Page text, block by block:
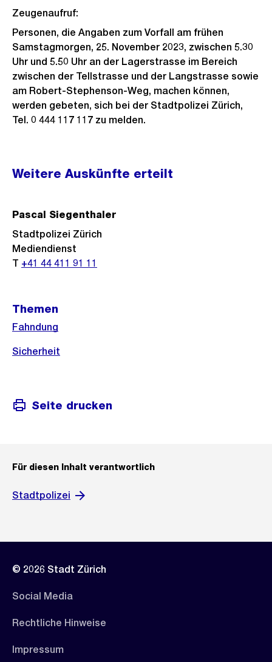
Zeugenaufruf:
Personen, die Angaben zum Vorfall am frühen
Samstagmorgen, 25. November 2023, zwischen 5.30
Uhr und 5.50 Uhr an der Lagerstrasse im Bereich
zwischen der Tellstrasse und der Langstrasse sowie
am Robert-Stephenson-Weg, machen können,
werden gebeten, sich bei der Stadtpolizei Zürich,
Tel. 0 444 117 117 zu melden.
Weitere
Informationen
Weitere Auskünfte erteilt
Pascal Siegenthaler
Stadtpolizei Zürich
Mediendienst
T +41 44 411 91 11
Themen
Fahndung
Sicherheit
Seite drucken
Für diesen Inhalt verantwortlich
Stadtpolizei
© 2026 Stadt Zürich
Social Media
Rechtliche Hinweise
Impressum